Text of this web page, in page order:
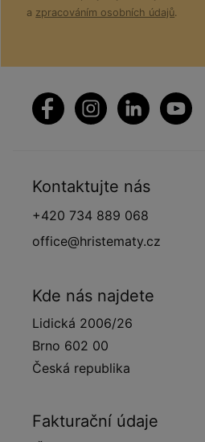
a zpracováním osobních údajů.
Kontaktujte nás
+420 734 889 068
office@hristematy.cz
Kde nás najdete
Lidická 2006/26
Brno 602 00
Česká republika
Fakturační údaje